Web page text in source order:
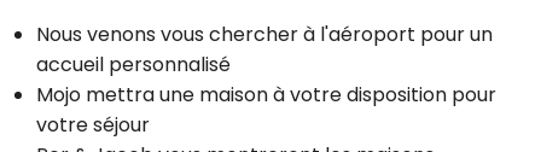
Nous venons vous chercher à l'aéroport pour un
accueil personnalisé
Mojo mettra une maison à votre disposition pour
votre séjour